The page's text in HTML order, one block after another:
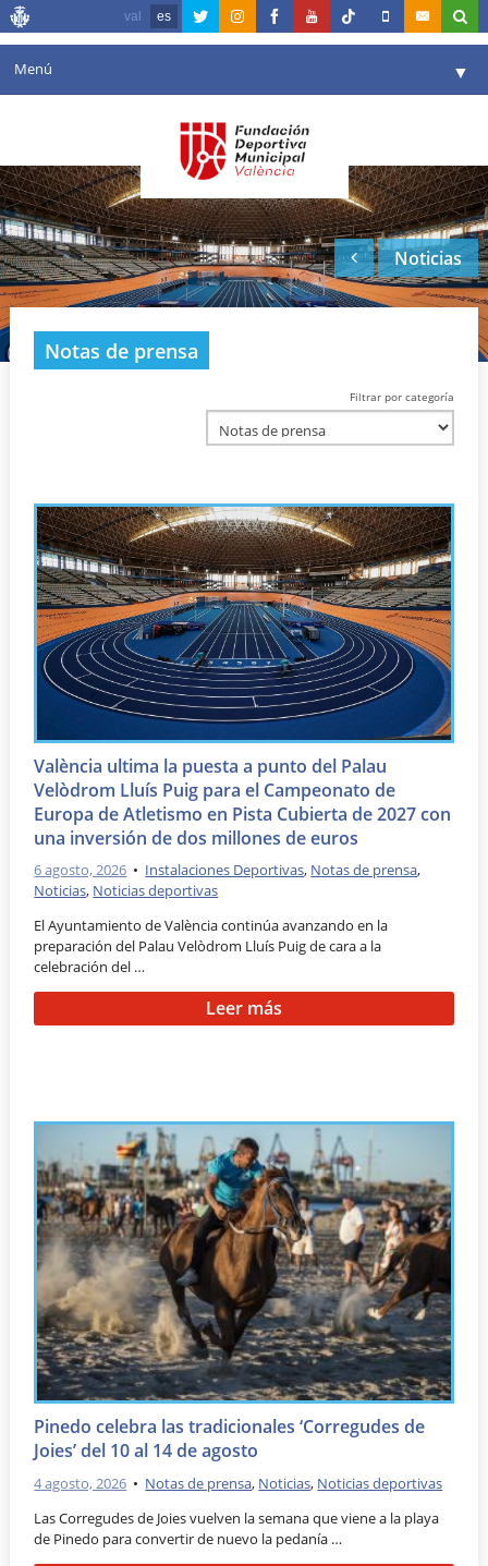
val es
Menú ▼
Agenda
Instalaciones ▼
Comunicación ▼
Valencia en deporte
Portal de Transparencia
Noticias
Notas de prensa
Filtrar por categoría
València ultima la puesta a punto del Palau
Velòdrom Lluís Puig para el Campeonato de
Europa de Atletismo en Pista Cubierta de 2027 con
una inversión de dos millones de euros
6 agosto, 2026 • Instalaciones Deportivas, Notas de prensa,
Noticias, Noticias deportivas
El Ayuntamiento de València continúa avanzando en la
preparación del Palau Velòdrom Lluís Puig de cara a la
celebración del …
Leer más
Pinedo celebra las tradicionales ‘Corregudes de
Joies’ del 10 al 14 de agosto
4 agosto, 2026 • Notas de prensa, Noticias, Noticias deportivas
Las Corregudes de Joies vuelven la semana que viene a la playa
de Pinedo para convertir de nuevo la pedanía …